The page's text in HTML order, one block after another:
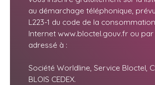
au démarchage téléphonique,
L223-1 du code de la
Internet www.bloctel.gouv.fr ou
adressé à :
Société Worldline, Service Bloctel,
BLOIS CEDEX.